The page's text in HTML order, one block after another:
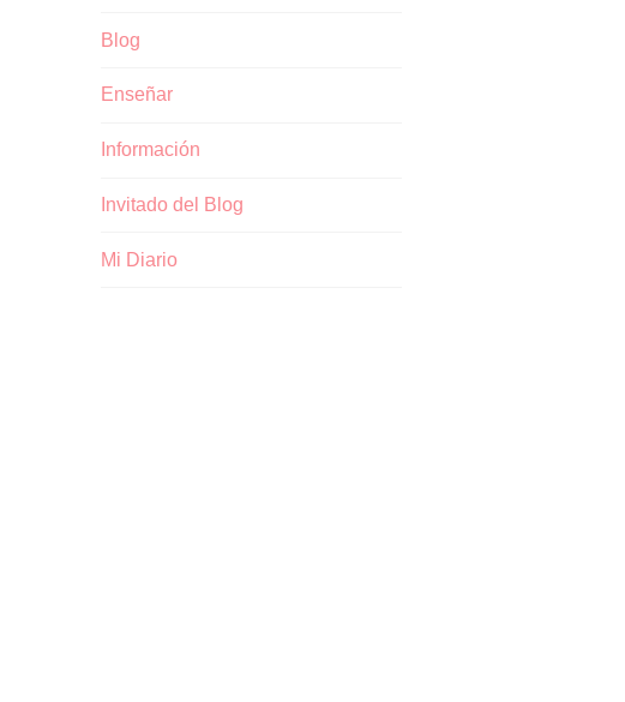
Blog
Enseñar
Información
Invitado del Blog
Mi Diario